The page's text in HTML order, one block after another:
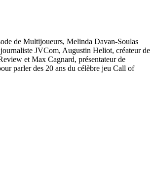
de Multijoueurs, Melinda Davan-Soulas
JVCom, Augustin Heliot, créateur de
et Max Cagnard, présentateur de
parler des 20 ans du célèbre jeu Call of